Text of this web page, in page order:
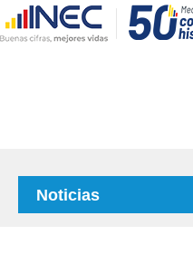
Noticias